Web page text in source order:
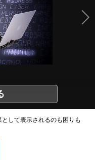
して表示されるのも困りも